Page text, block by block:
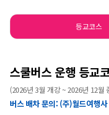
등교코스
스쿨버스 운행 등교
(2026년 3월 개강 ~ 2026년 12월
버스 배차 문의: (주)월드여행